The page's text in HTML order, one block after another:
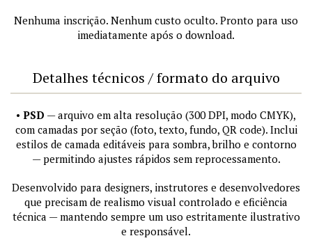
Nenhuma inscrição. Nenhum custo oculto. Pronto para uso
imediatamente após o download.
Detalhes técnicos / formato do arquivo
• PSD — arquivo em alta resolução (300 DPI, modo CMYK),
com camadas por seção (foto, texto, fundo, QR code). Inclui
estilos de camada editáveis para sombra, brilho e contorno
— permitindo ajustes rápidos sem reprocessamento.
Desenvolvido para designers, instrutores e desenvolvedores
que precisam de realismo visual controlado e eficiência
técnica — mantendo sempre um uso estritamente ilustrativo
e responsável.